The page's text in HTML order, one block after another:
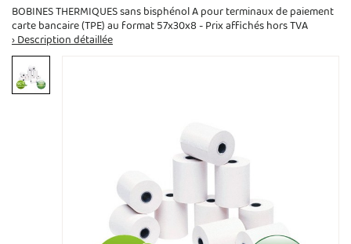
BOBINES THERMIQUES sans bisphénol A pour terminaux de paiement
carte bancaire (TPE) au format 57x30x8 - Prix affichés hors TVA
› Description détaillée